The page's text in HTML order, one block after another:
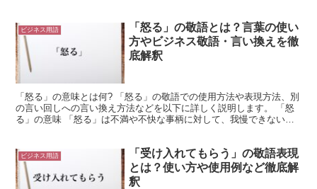
ビジネス用語
「怒る」の敬語とは？言葉の使い
方やビジネス敬語・言い換えを徹
底解釈
「怒る」の意味とは何? 「怒る」の敬語での使用方法や表現方法、別
の言い回しへの言い換え方法などを以下に詳しく説明します。 「怒
る」の意味 「怒る」は不満や不快な事柄に対して、我慢できない気
ビジネス用語
「受け入れてもらう」の敬語表現
とは？使い方や使用例など徹底解
釈